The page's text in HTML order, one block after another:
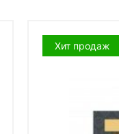
Хит продаж